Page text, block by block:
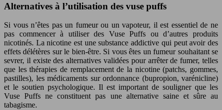
Alternatives à l’utilisation des vuse puffs
Si vous n’êtes pas un fumeur ou un vapoteur, il est essentiel de ne
pas commencer à utiliser des Vuse Puffs ou d’autres produits
nicotinés. La nicotine est une substance addictive qui peut avoir des
effets délétères sur le bien-être. Si vous êtes un fumeur souhaitant se
sevrer, il existe des alternatives validées pour arrêter de fumer, telles
que les thérapies de remplacement de la nicotine (patchs, gommes,
pastilles), les médicaments sur ordonnance (bupropion, varénicline)
et le soutien psychologique. Il est important de souligner que les
Vuse Puffs ne constituent pas une alternative saine et sûre au
tabagisme.